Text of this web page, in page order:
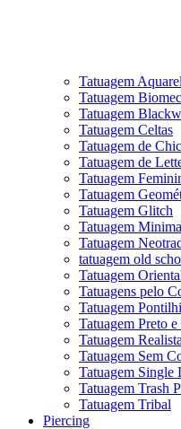
Tatuagem
Tatuagem
Tatuagem
Tatuagem Celtas
Tatuagem de
Tatuagem de
Tatuagem
Tatuagem
Tatuagem Glitch
Tatuagem
Tatuagem
tatuagem old
Tatuagem
Tatuagens pelo
Tatuagem
Tatuagem Preto
Tatuagem Realista
Tatuagem Sem
Tatuagem Single
Tatuagem Trash
Tatuagem Tribal
Piercing